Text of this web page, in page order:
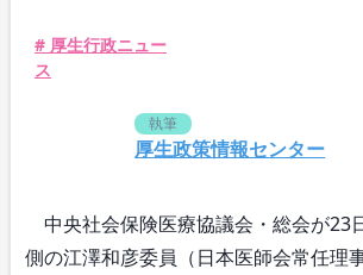
# 厚生行政ニュー
ス
執筆
厚生政策情報センター
中央社会保険医療協議会・総会が23
側の江澤和彦委員（日本医師会常任理